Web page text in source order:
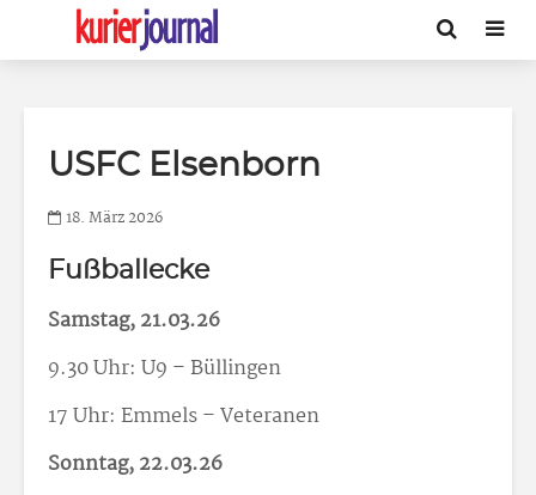
USFC Elsenborn
18. März 2026
Fußballecke
Samstag, 21.03.26
9.30 Uhr: U9 – Büllingen
17 Uhr: Emmels – Veteranen
Sonntag, 22.03.26